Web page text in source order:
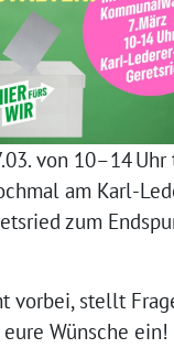
von 10–14
am Karl-
zum
vorbei, stellt
Wünsche